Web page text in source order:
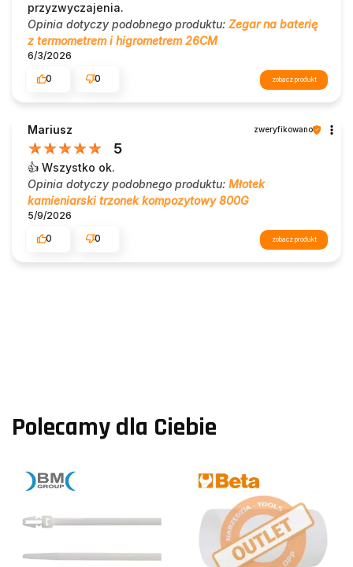
przyzwyczajenia.
Opinia dotyczy podobnego produktu: Zegar na baterię
z termometrem i higrometrem 26CM
6/3/2026
0
0 zobacz produkt
Mariusz zweryfikowano
5
👍️ Wszystko ok.
Opinia dotyczy podobnego produktu: Młotek
kamieniarski trzonek kompozytowy 800G
5/9/2026
0
0 zobacz produkt
Polecamy dla Ciebie